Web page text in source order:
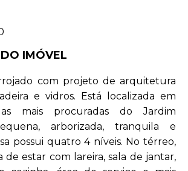
IMÓVEL
com projeto de arquitetura
e vidros. Está localizada em
mais procuradas do Jardim
arborizada, tranquila e
possui quatro 4 níveis. No térreo,
de estar com lareira, sala de jantar,